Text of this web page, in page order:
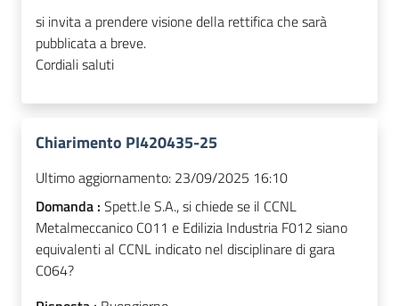
si invita a prendere visione della rettifica che sarà
pubblicata a breve.
Cordiali saluti
Chiarimento PI420435-25
Ultimo aggiornamento: 23/09/2025 16:10
Domanda : Spett.le S.A., si chiede se il CCNL
Metalmeccanico C011 e Edilizia Industria F012 siano
equivalenti al CCNL indicato nel disciplinare di gara
C064?